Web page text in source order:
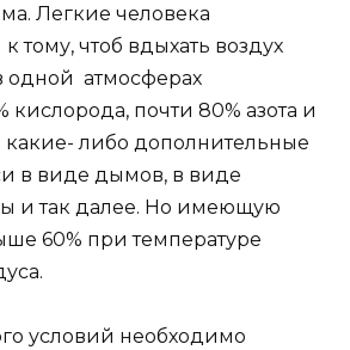
Легкие человека
тому, чтоб вдыхать воздух
одной атмосферах
кислорода, почти 80% азота и
либо дополнительные
в виде дымов, в виде
и так далее. Но имеющую
60% при температуре
условий необходимо